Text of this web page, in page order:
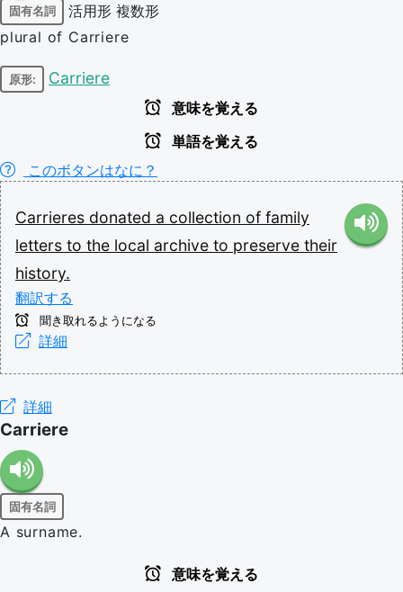
固有名詞 活用形 複数形
plural of Carriere
原形: Carriere
意味を覚える
単語を覚える
このボタンはなに？
Carrieres donated a collection of family
letters to the local archive to preserve their
history.
翻訳する
聞き取れるようになる
詳細
詳細
Carriere
固有名詞
A surname.
意味を覚える